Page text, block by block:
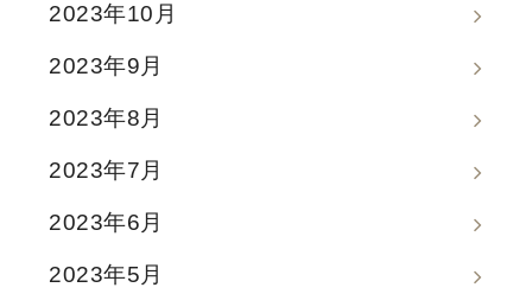
2023年10月
2023年9月
2023年8月
2023年7月
2023年6月
2023年5月